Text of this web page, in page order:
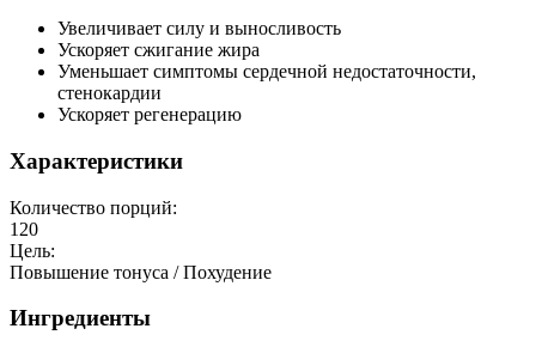
Увеличивает силу и выносливость
Ускоряет сжигание жира
Уменьшает симптомы сердечной недостаточности,
стенокардии
Ускоряет регенерацию
Характеристики
Количество порций:
120
Цель:
Повышение тонуса / Похудение
Ингредиенты